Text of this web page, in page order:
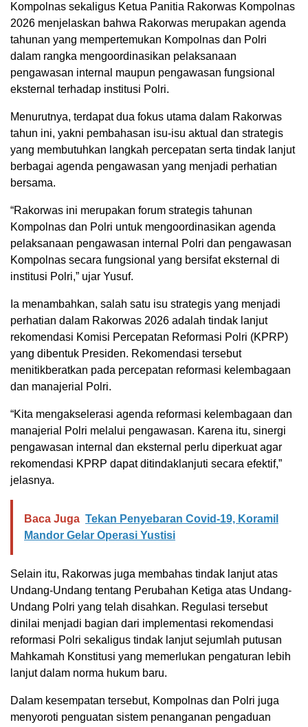
Kompolnas sekaligus Ketua Panitia Rakorwas Kompolnas
2026 menjelaskan bahwa Rakorwas merupakan agenda
tahunan yang mempertemukan Kompolnas dan Polri
dalam rangka mengoordinasikan pelaksanaan
pengawasan internal maupun pengawasan fungsional
eksternal terhadap institusi Polri.
Menurutnya, terdapat dua fokus utama dalam Rakorwas
tahun ini, yakni pembahasan isu-isu aktual dan strategis
yang membutuhkan langkah percepatan serta tindak lanjut
berbagai agenda pengawasan yang menjadi perhatian
bersama.
“Rakorwas ini merupakan forum strategis tahunan
Kompolnas dan Polri untuk mengoordinasikan agenda
pelaksanaan pengawasan internal Polri dan pengawasan
Kompolnas secara fungsional yang bersifat eksternal di
institusi Polri,” ujar Yusuf.
Ia menambahkan, salah satu isu strategis yang menjadi
perhatian dalam Rakorwas 2026 adalah tindak lanjut
rekomendasi Komisi Percepatan Reformasi Polri (KPRP)
yang dibentuk Presiden. Rekomendasi tersebut
menitikberatkan pada percepatan reformasi kelembagaan
dan manajerial Polri.
“Kita mengakselerasi agenda reformasi kelembagaan dan
manajerial Polri melalui pengawasan. Karena itu, sinergi
pengawasan internal dan eksternal perlu diperkuat agar
rekomendasi KPRP dapat ditindaklanjuti secara efektif,”
jelasnya.
Baca Juga Tekan Penyebaran Covid-19, Koramil
Mandor Gelar Operasi Yustisi
Selain itu, Rakorwas juga membahas tindak lanjut atas
Undang-Undang tentang Perubahan Ketiga atas Undang-
Undang Polri yang telah disahkan. Regulasi tersebut
dinilai menjadi bagian dari implementasi rekomendasi
reformasi Polri sekaligus tindak lanjut sejumlah putusan
Mahkamah Konstitusi yang memerlukan pengaturan lebih
lanjut dalam norma hukum baru.
Dalam kesempatan tersebut, Kompolnas dan Polri juga
menyoroti penguatan sistem penanganan pengaduan